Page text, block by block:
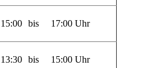
15:00 bis 17:00 Uhr
13:30 bis 15:00 Uhr